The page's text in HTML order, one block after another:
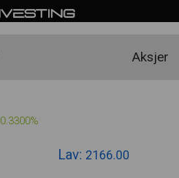
Aksjer
0.3300%
Lav: 2166.00